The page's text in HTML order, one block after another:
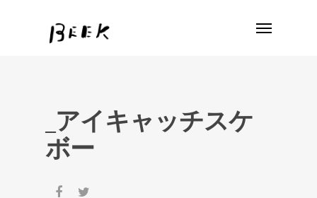
_アイキャッチスケ
ボー